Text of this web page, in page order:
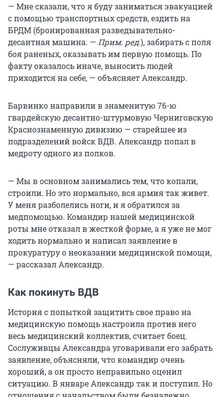
— Мне сказали, что я буду заниматься эвакуацией
с помощью транспортных средств, ездить на
БРДМ (бронированная разведывательно-
десантная машина. — Прим. ред.), забирать с поля
боя раненых, оказывать им первую помощь. По
факту оказалось иначе, выносить людей
приходится на себе, — объясняет Александр.
Барвинко направили в знаменитую 76-ю
гвардейскую десантно-штурмовую Черниговскую
Краснознаменную дивизию — старейшее из
подразделений войск ВДВ. Александр попал в
медроту одного из полков.
— Мы в основном занимались тем, что копали,
строили. Но это нормально, вся армия так живет.
У меня разболелись ноги, и я обратился за
медпомощью. Командир нашей медицинской
роты мне отказал в жесткой форме, а я уже не мог
ходить нормально и написал заявление в
прокуратуру о неоказании медицинской помощи,
— рассказал Александр.
Как покинуть ВДВ
История с попыткой защитить свое право на
медицинскую помощь настроила против него
весь медицинский коллектив, считает боец.
Сослуживцы Александра уговаривали его забрать
заявление, объясняли, что командир очень
хороший, а он просто неправильно оценил
ситуацию. В январе Александр так и поступил. Но